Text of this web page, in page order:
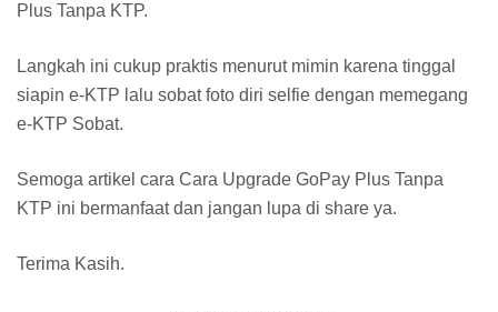
Plus Tanpa KTP.
Langkah ini cukup praktis menurut mimin karena tinggal
siapin e-KTP lalu sobat foto diri selfie dengan memegang
e-KTP Sobat.
Semoga artikel cara Cara Upgrade GoPay Plus Tanpa
KTP ini bermanfaat dan jangan lupa di share ya.
Terima Kasih.